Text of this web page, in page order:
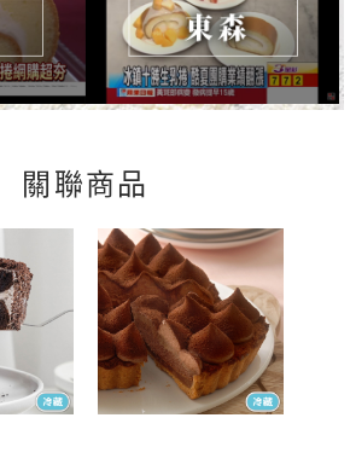
關聯商品